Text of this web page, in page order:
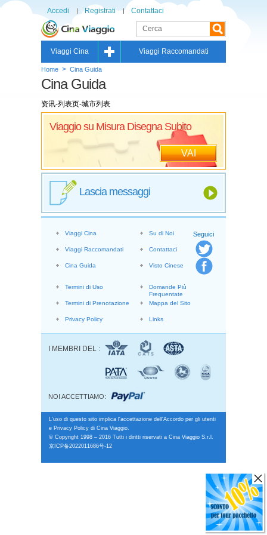
Accedi Registrati Contattaci
Viaggi Cina Viaggi Raccomandati
Home > Cina Guida
Cina Guida
资讯-列表页-城市列表
Viaggio su Misura Disegna Subito
VAI
Lascia messaggi
Seguici
Viaggi Cina
Viaggi Raccomandati
Cina Guida
Su di Noi
Contattaci
Visto Cinese
Termini di Uso
Termini di Prenotazione
Privacy Policy
Domande Più
Frequentate
Mappa del Sito
Links
I MEMBRI DEL :
NOI ACCETTIAMO:
L'uso di questo sito implica l'accettazione dell'Accordo per gli utenti
e Privacy Policy di Cina Viaggio.
© Copyright 1998 – 2016 Tutti i diritti riservati a Cina Viaggio S.r.l.
京ICP备2022011686号-12